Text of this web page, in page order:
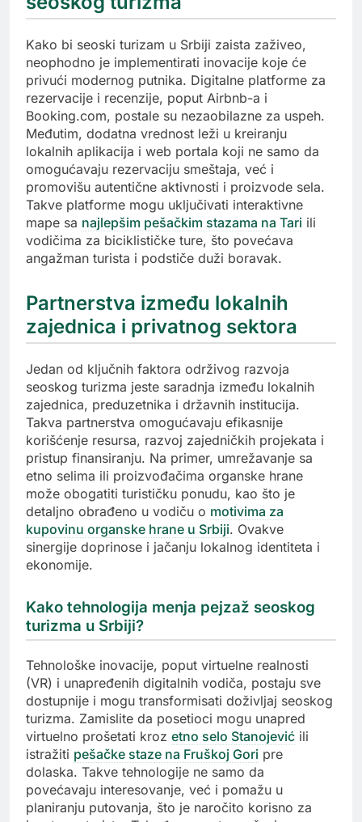
Kako bi seoski turizam u Srbiji zaista zaživeo,
neophodno je implementirati inovacije koje će
privući modernog putnika. Digitalne platforme za
rezervacije i recenzije, poput Airbnb-a i
Booking.com, postale su nezaobilazne za uspeh.
Međutim, dodatna vrednost leži u kreiranju
lokalnih aplikacija i web portala koji ne samo da
omogućavaju rezervaciju smeštaja, već i
promovišu autentične aktivnosti i proizvode sela.
Takve platforme mogu uključivati interaktivne
mape sa najlepšim pešačkim stazama na Tari ili
vodičima za biciklističke ture, što povećava
angažman turista i podstiče duži boravak.
Partnerstva između lokalnih
zajednica i privatnog sektora
Jedan od ključnih faktora održivog razvoja
seoskog turizma jeste saradnja između lokalnih
zajednica, preduzetnika i državnih institucija.
Takva partnerstva omogućavaju efikasnije
korišćenje resursa, razvoj zajedničkih projekata i
pristup finansiranju. Na primer, umrežavanje sa
etno selima ili proizvođačima organske hrane
može obogatiti turističku ponudu, kao što je
detaljno obrađeno u vodiču o motivima za
kupovinu organske hrane u Srbiji. Ovakve
sinergije doprinose i jačanju lokalnog identiteta i
ekonomije.
Kako tehnologija menja pejzaž seoskog
turizma u Srbiji?
Tehnološke inovacije, poput virtuelne realnosti
(VR) i unapređenih digitalnih vodiča, postaju sve
dostupnije i mogu transformisati doživljaj seoskog
turizma. Zamislite da posetioci mogu unapred
virtuelno prošetati kroz etno selo Stanojević ili
istražiti pešačke staze na Fruškoj Gori pre
dolaska. Takve tehnologije ne samo da
povećavaju interesovanje, već i pomažu u
planiranju putovanja, što je naročito korisno za